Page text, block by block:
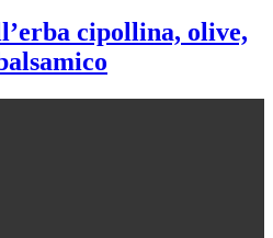
cipollina, olive,